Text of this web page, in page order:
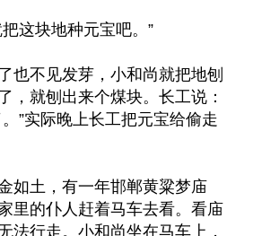
这块地种元宝吧。”
也不见发芽，小和尚就把地刨
，就刨出来个煤块。长工说：
”实际晚上长工把元宝给偷走
如土，有一年邯郸黄粱梦庙
里的仆人赶着马车去看。看庙
法行走。小和尚坐在马车上，